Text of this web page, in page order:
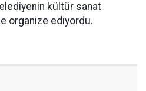
kültür sanat
organize ediyordu.